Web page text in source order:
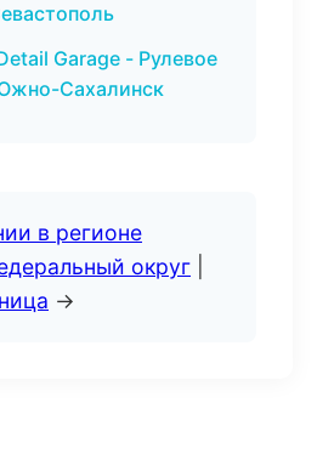
Garage - Рулевое
Сахалинск
в регионе
округ
→